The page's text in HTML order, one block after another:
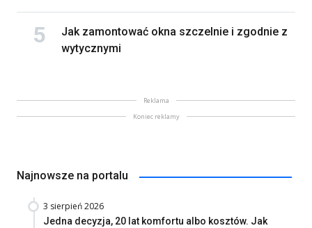
Jak zamontować okna szczelnie i zgodnie z
wytycznymi
Reklama
Koniec reklamy
Najnowsze na portalu
3 sierpień 2026
Jedna decyzja, 20 lat komfortu albo kosztów. Jak